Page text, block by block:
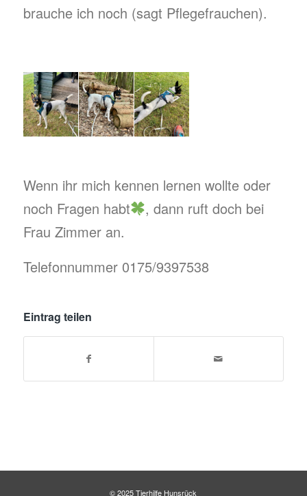
brauche ich noch (sagt Pflegefrauchen).
Wenn ihr mich kennen lernen wollte oder
noch Fragen habt
, dann ruft doch bei
Frau Zimmer an.
Telefonnummer 0175/9397538
Eintrag teilen
© 2025 Tierhilfe Hunsrück